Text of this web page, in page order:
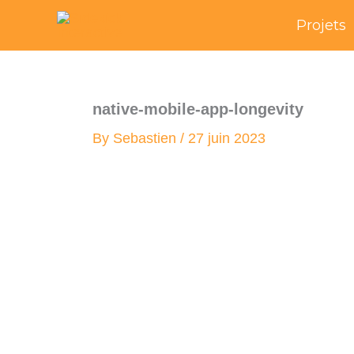
content
Projets
native-mobile-app-longevity
By Sebastien / 27 juin 2023